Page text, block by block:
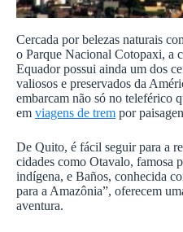
Cercada por belezas naturais
o Parque Nacional Cotopaxi, a
Equador possui ainda um dos
valiosos e preservados da
embarcam não só no teleférico
em viagens de trem por
De Quito, é fácil seguir para a
cidades como Otavalo, famosa
indígena, e Baños, conhecida
para a Amazônia”, oferecem
aventura.